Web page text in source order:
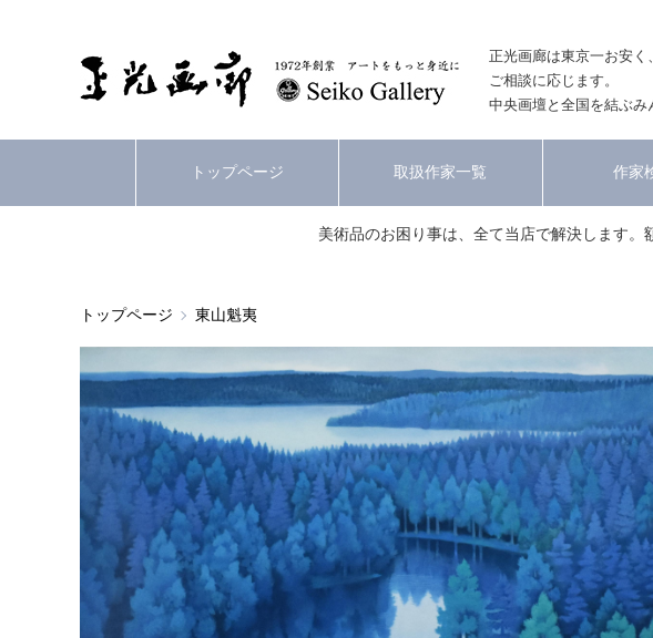
正光画廊は東京一お安
ご相談に応じます。
中央画壇と全国を結ぶみ
トップページ 取扱作家一覧 作家
美術品のお困り事は、全て当店で解決します
トップページ 東山魁夷